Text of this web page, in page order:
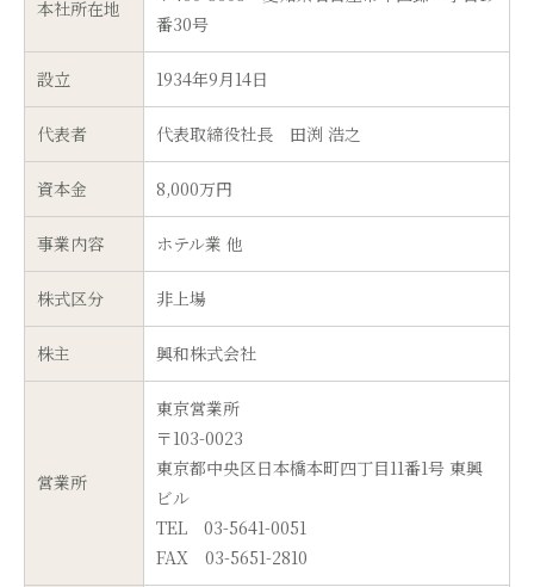
本社所在地
番30号
設立 1934年9月14日
代表者 代表取締役社長 田渕 浩之
資本金 8,000万円
事業内容 ホテル業 他
株式区分 非上場
株主 興和株式会社
営業所
東京営業所
〒103-0023
東京都中央区日本橋本町四丁目11番1号 東興
ビル
TEL 03-5641-0051
FAX 03-5651-2810